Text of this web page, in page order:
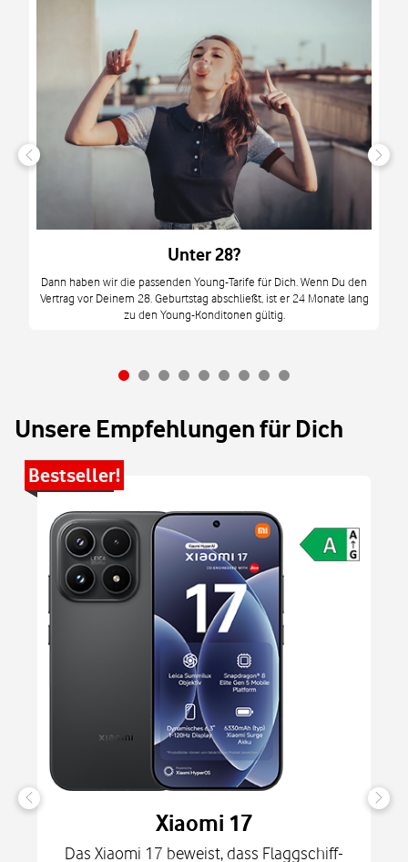
Unter 28?
Dann haben wir die passenden Young-Tarife für Dich. Wenn Du den
Vertrag vor Deinem 28. Geburtstag abschließt, ist er 24 Monate lang
zu den Young-Konditonen gültig.
Unsere Empfehlungen für Dich
Bestseller!
Xiaomi 17
Das Xiaomi 17 beweist, dass Flaggschiff-